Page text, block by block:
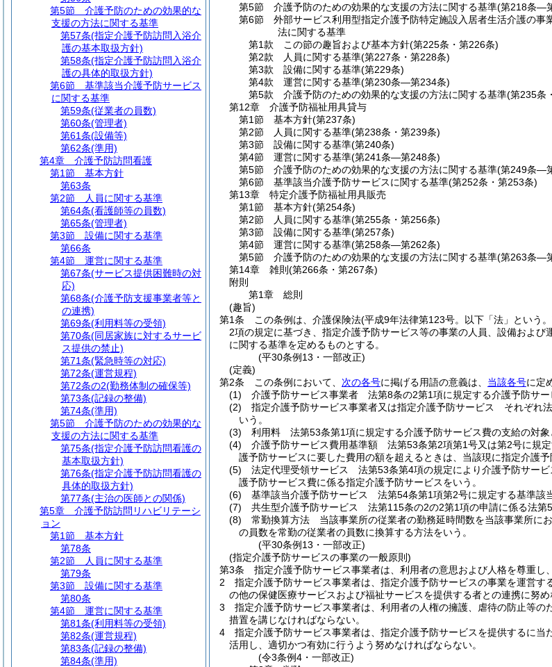
第5節
介護予防のための効果的な支援の方法に関する基準(第218条―
第6節
外部サービス利用型指定介護予防特定施設入居者生活介護の
法に関する基準
第1款
この節の趣旨および基本方針(第225条・第226条)
第2款
人員に関する基準(第227条・第228条)
第3款
設備に関する基準(第229条)
第4款
運営に関する基準(第230条―第234条)
第5款
介護予防のための効果的な支援の方法に関する基準(第235条
第12章
介護予防福祉用具貸与
第1節
基本方針(第237条)
第2節
人員に関する基準(第238条・第239条)
第3節
設備に関する基準(第240条)
第4節
運営に関する基準(第241条―第248条)
第5節
介護予防のための効果的な支援の方法に関する基準(第249条―
第6節
基準該当介護予防サービスに関する基準(第252条・第253条)
第13章
特定介護予防福祉用具販売
第1節
基本方針(第254条)
第2節
人員に関する基準(第255条・第256条)
第3節
設備に関する基準(第257条)
第4節
運営に関する基準(第258条―第262条)
第5節
介護予防のための効果的な支援の方法に関する基準(第263条―
第14章
雑則 (第266条・第267条)
附則
第1章
総則
(趣旨)
第1条
この条例は、介護保険法(平成9年法律第123号。以下「法」という
2項の規定に基づき、指定介護予防サービス等の事業の人員、設備およ
に関する基準を定めるものとする。
(平30条例13・一部改正)
(定義)
第2条
この条例において、 次の各号に掲げる用語の意義は、 当該各号に定
(1)
介護予防サービス事業者 法第8条の2第1項に規定する介護予防サー
(2)
指定介護予防サービス事業者又は指定介護予防サービス それぞれ
いう。
(3)
利用料 法第53条第1項に規定する介護予防サービス費の支給の対象
(4)
介護予防サービス費用基準額 法第53条第2項第1号又は第2号に規
護予防サービスに要した費用の額を超えるときは、当該現に指定介護
(5)
法定代理受領サービス 法第53条第4項の規定により介護予防サー
護予防サービス費に係る指定介護予防サービスをいう。
(6)
基準該当介護予防サービス 法第54条第1項第2号に規定する基準該
(7)
共生型介護予防サービス 法第115条の2の2第1項の申請に係る法第
(8)
常勤換算方法 当該事業所の従業者の勤務延時間数を当該事業所に
の員数を常勤の従業者の員数に換算する方法をいう。
(平30条例13・一部改正)
(指定介護予防サービスの事業の一般原則)
第3条
指定介護予防サービス事業者は、利用者の意思および人格を尊重し
2
指定介護予防サービス事業者は、指定介護予防サービスの事業を運営
の他の保健医療サービスおよび福祉サービスを提供する者との連携に努め
3
指定介護予防サービス事業者は、利用者の人権の擁護、虐待の防止等
措置を講じなければならない。
4
指定介護予防サービス事業者は、指定介護予防サービスを提供するに
活用し、適切かつ有効に行うよう努めなければならない。
(令3条例4・一部改正)
第5節
介護予防のための効果的な
支援の方法に関する基準
第57条(指定介護予防訪問入浴介
護の基本取扱方針)
第58条(指定介護予防訪問入浴介
護の具体的取扱方針)
第6節
基準該当介護予防サービス
に関する基準
第59条(従業者の員数)
第60条(管理者)
第61条(設備等)
第62条(準用)
第4章
介護予防訪問看護
第1節
基本方針
第63条
第2節
人員に関する基準
第64条(看護師等の員数)
第65条(管理者)
第3節
設備に関する基準
第66条
第4節
運営に関する基準
第67条(サービス提供困難時の対
応)
第68条(介護予防支援事業者等と
の連携)
第69条(利用料等の受領)
第70条(同居家族に対するサービ
ス提供の禁止)
第71条(緊急時等の対応)
第72条(運営規程)
第72条の2(勤務体制の確保等)
第73条(記録の整備)
第74条(準用)
第5節
介護予防のための効果的な
支援の方法に関する基準
第75条(指定介護予防訪問看護の
基本取扱方針)
第76条(指定介護予防訪問看護の
具体的取扱方針)
第77条(主治の医師との関係)
第5章
介護予防訪問リハビリテーシ
ョン
第1節
基本方針
第78条
第2節
人員に関する基準
第79条
第3節
設備に関する基準
第80条
第4節
運営に関する基準
第81条(利用料等の受領)
第82条(運営規程)
第83条(記録の整備)
第84条(準用)